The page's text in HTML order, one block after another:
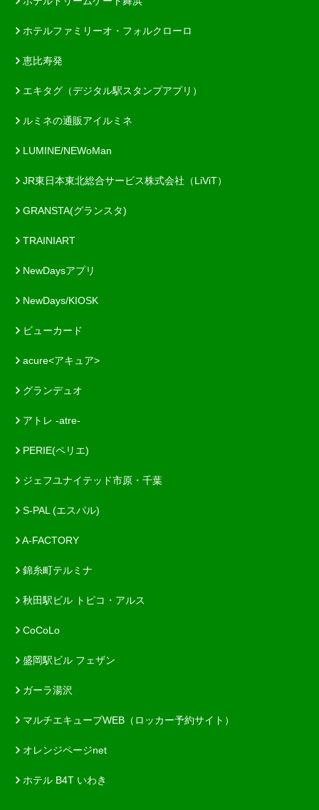
ホテルファミリーオ・フォルクローロ
恵比寿発
エキタグ（デジタル駅スタンプアプリ）
ルミネの通販アイルミネ
LUMINE/NEWoMan
JR東日本東北総合サービス株式会社（LiViT）
GRANSTA(グランスタ)
TRAINIART
NewDaysアプリ
NewDays/KIOSK
ビューカード
acure<アキュア>
グランデュオ
アトレ -atre-
PERIE(ペリエ)
ジェフユナイテッド市原・千葉
S-PAL (エスパル)
A-FACTORY
錦糸町テルミナ
秋田駅ビル トピコ・アルス
CoCoLo
盛岡駅ビル フェザン
ガーラ湯沢
マルチエキューブWEB（ロッカー予約サイト）
オレンジページnet
ホテル B4T いわき